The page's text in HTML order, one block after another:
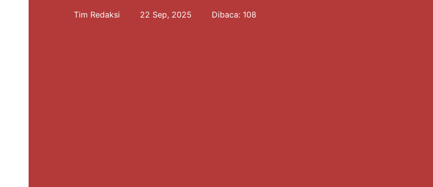
Tim Redaksi 22 Sep, 2025 Dibaca: 108